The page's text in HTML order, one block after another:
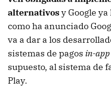
alternativosy Google
como ha anunciado
va a dar a los
sistemas de pagos in-app
supuesto, al sistema de
Play.